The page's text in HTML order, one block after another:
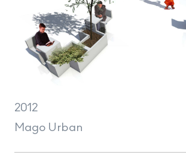
2012
Mago Urban